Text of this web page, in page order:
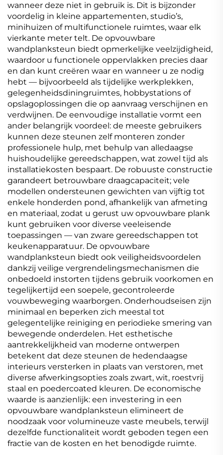
wanneer deze niet in gebruik is. Dit is bijzonder
voordelig in kleine appartementen, studio’s,
minihuizen of multifunctionele ruimtes, waar elk
vierkante meter telt. De opvouwbare
wandplanksteun biedt opmerkelijke veelzijdigheid,
waardoor u functionele oppervlakken precies daar
en dan kunt creëren waar en wanneer u ze nodig
hebt — bijvoorbeeld als tijdelijke werkplekken,
gelegenheidsdiningruimtes, hobbystations of
opslagoplossingen die op aanvraag verschijnen en
verdwijnen. De eenvoudige installatie vormt een
ander belangrijk voordeel: de meeste gebruikers
kunnen deze steunen zelf monteren zonder
professionele hulp, met behulp van alledaagse
huishoudelijke gereedschappen, wat zowel tijd als
installatiekosten bespaart. De robuuste constructie
garandeert betrouwbare draagcapaciteit; vele
modellen ondersteunen gewichten van vijftig tot
enkele honderden pond, afhankelijk van afmeting
en materiaal, zodat u gerust uw opvouwbare plank
kunt gebruiken voor diverse veeleisende
toepassingen — van zware gereedschappen tot
keukenapparatuur. De opvouwbare
wandplanksteun biedt ook veiligheidsvoordelen
dankzij veilige vergrendelingsmechanismen die
onbedoeld instorten tijdens gebruik voorkomen en
tegelijkertijd een soepele, gecontroleerde
vouwbeweging waarborgen. Onderhoudseisen zijn
minimaal en beperken zich meestal tot
gelegentelijke reiniging en periodieke smering van
bewegende onderdelen. Het esthetische
aantrekkelijkheid van moderne ontwerpen
betekent dat deze steunen de hedendaagse
interieurs versterken in plaats van verstoren, met
diverse afwerkingsopties zoals zwart, wit, roestvrij
staal en poedercoated kleuren. De economische
waarde is aanzienlijk: een investering in een
opvouwbare wandplanksteun elimineert de
noodzaak voor volumineuze vaste meubels, terwijl
dezelfde functionaliteit wordt geboden tegen een
fractie van de kosten en het benodigde ruimte.